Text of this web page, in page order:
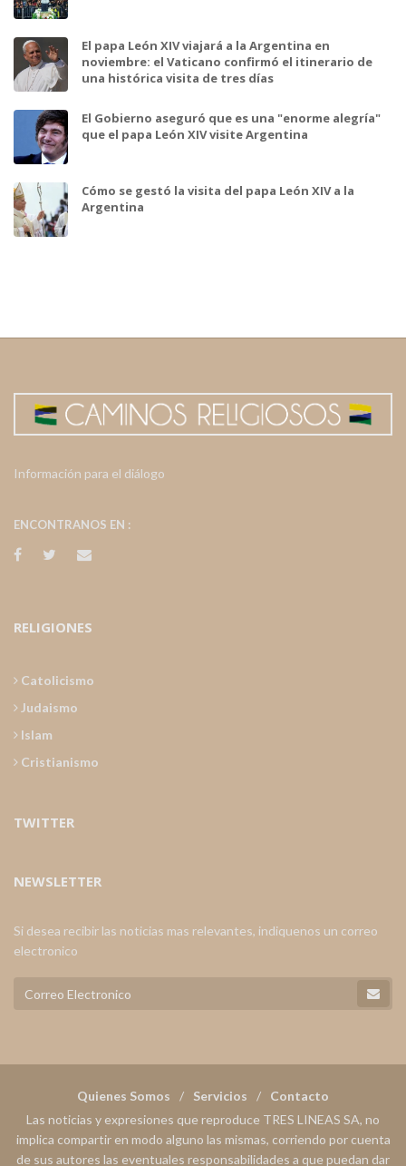
El papa León XIV viajará a la Argentina en
noviembre: el Vaticano confirmó el itinerario de
una histórica visita de tres días
El Gobierno aseguró que es una "enorme alegría"
que el papa León XIV visite Argentina
Cómo se gestó la visita del papa León XIV a la
Argentina
Información para el diálogo
ENCONTRANOS EN :
RELIGIONES
Catolicismo
Judaismo
Islam
Cristianismo
TWITTER
NEWSLETTER
Si desea recibir las noticias mas relevantes, indiquenos un correo
electronico
Quienes Somos Servicios
Contacto
Las noticias y expresiones que reproduce TRES LINEAS SA, no
implica compartir en modo alguno las mismas, corriendo por cuenta
de sus autores las eventuales responsabilidades a que puedan dar